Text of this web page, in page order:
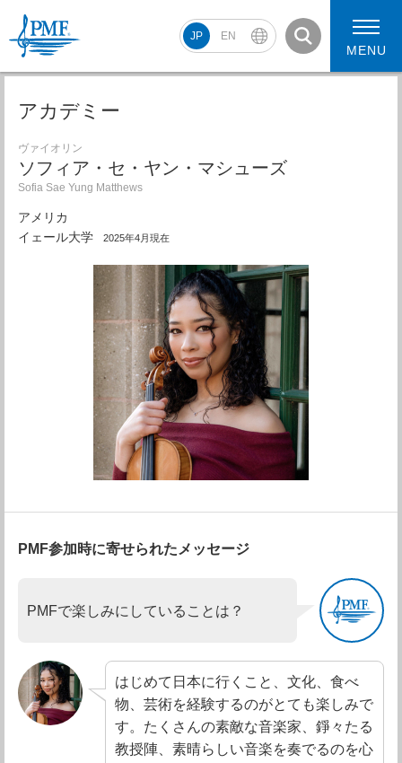
JP EN
PMF2026 スケジュール コンサート動画
MENU
アカデミー
ヴァイオリン
ソフィア・セ・ヤン・マシューズ
Sofia Sae Yung Matthews
アメリカ
イェール大学
2025年4月現在
PMF参加時に寄せられたメッセージ
PMFで楽しみにしていることは？
はじめて日本に行くこと、文化、食べ
物、芸術を経験するのがとても楽しみで
す。たくさんの素敵な音楽家、錚々たる
教授陣、素晴らしい音楽を奏でるのを心